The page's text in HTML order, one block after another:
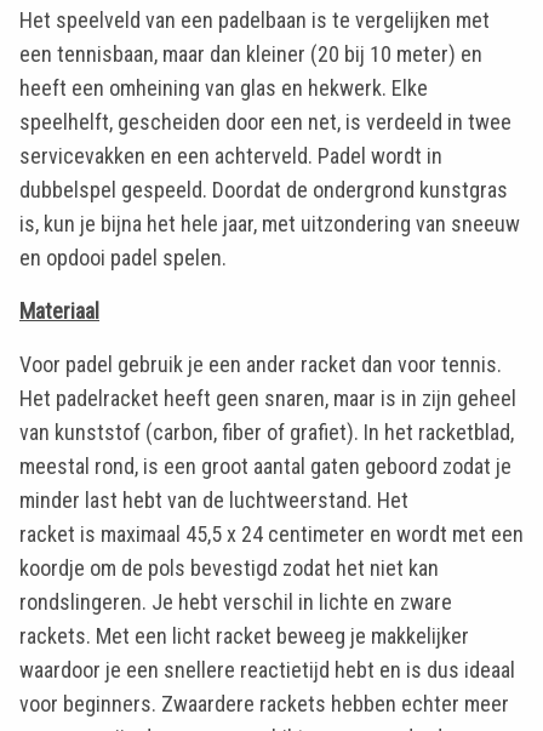
Het speelveld van een padelbaan is te vergelijken met
een tennisbaan, maar dan kleiner (20 bij 10 meter) en
heeft een omheining van glas en hekwerk. Elke
speelhelft, gescheiden door een net, is verdeeld in twee
servicevakken en een achterveld. Padel wordt in
dubbelspel gespeeld. Doordat de ondergrond kunstgras
is, kun je bijna het hele jaar, met uitzondering van sneeuw
en opdooi padel spelen.
Materiaal
Voor padel gebruik je een ander racket dan voor tennis.
Het padelracket heeft geen snaren, maar is in zijn geheel
van kunststof (carbon, fiber of grafiet). In het racketblad,
meestal rond, is een groot aantal gaten geboord zodat je
minder last hebt van de luchtweerstand. Het
racket is maximaal 45,5 x 24 centimeter en wordt met een
koordje om de pols bevestigd zodat het niet kan
rondslingeren. Je hebt verschil in lichte en zware
rackets. Met een licht racket beweeg je makkelijker
waardoor je een snellere reactietijd hebt en is dus ideaal
voor beginners. Zwaardere rackets hebben echter meer